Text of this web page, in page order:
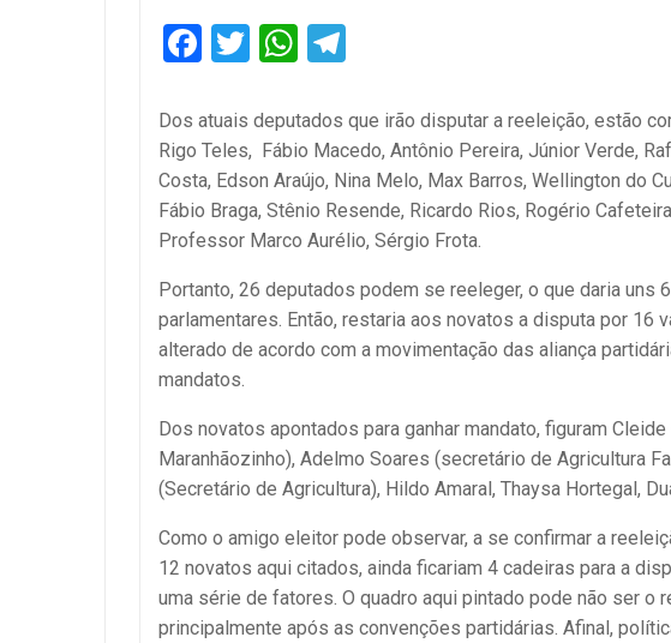
Facebook
TwitterWhatsApp
Dos atuais deputados que irão disputar a reeleição, estão
Rigo Teles, Fábio Macedo, Antônio Pereira, Júnior Verde,
Costa, Edson Araújo, Nina Melo, Max Barros, Wellington do
Fábio Braga, Stênio Resende, Ricardo Rios, Rogério
Professor Marco Aurélio, Sérgio Frota.
Portanto, 26 deputados podem se reeleger, o que daria uns
parlamentares. Então, restaria aos novatos a disputa por 16
alterado de acordo com a movimentação das aliança
mandatos.
Dos novatos apontados para ganhar mandato, figuram
Maranhãozinho), Adelmo Soares (secretário de Agricultura
(Secretário de Agricultura), Hildo Amaral, Thaysa Hortegal,
Como o amigo eleitor pode observar, a se confirmar a
12 novatos aqui citados, ainda ficariam 4 cadeiras para a
uma série de fatores. O quadro aqui pintado pode não ser o
principalmente após as convenções partidárias. Afinal,